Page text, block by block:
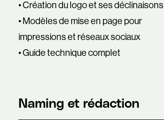
• Création du logo et ses déclinaisons
• Modèles de mise en page pour
impressions et réseaux sociaux
• Guide technique complet
Naming et rédaction